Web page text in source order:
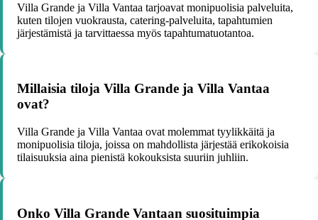
Villa Grande ja Villa Vantaa tarjoavat monipuolisia palveluita,
kuten tilojen vuokrausta, catering-palveluita, tapahtumien
järjestämistä ja tarvittaessa myös tapahtumatuotantoa.
Millaisia tiloja Villa Grande ja Villa Vantaa
ovat?
Villa Grande ja Villa Vantaa ovat molemmat tyylikkäitä ja
monipuolisia tiloja, joissa on mahdollista järjestää erikokoisia
tilaisuuksia aina pienistä kokouksista suuriin juhliin.
Onko Villa Grande Vantaan suosituimpia